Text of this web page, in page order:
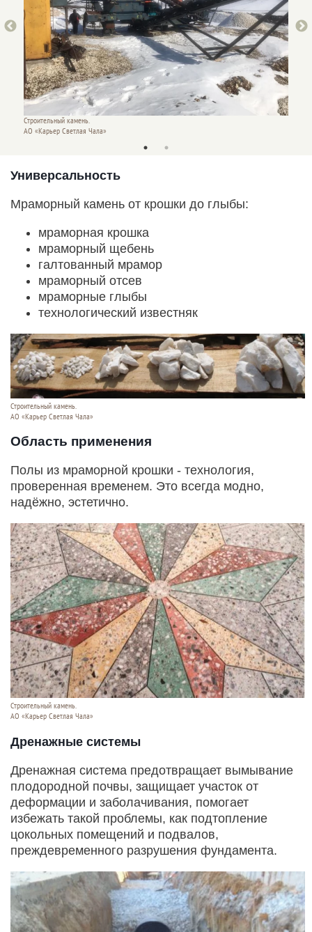
Строительный камень.
АО «Карьер Светлая Чала»
Универсальность
Мраморный камень от крошки до глыбы:
мраморная крошка
мраморный щебень
галтованный мрамор
мраморный отсев
мраморные глыбы
технологический известняк
Строительный камень.
АО «Карьер Светлая Чала»
Область применения
Полы из мраморной крошки - технология,
проверенная временем. Это всегда модно,
надёжно, эстетично.
Строительный камень.
АО «Карьер Светлая Чала»
Дренажные системы
Дренажная система предотвращает вымывание
плодородной почвы, защищает участок от
деформации и заболачивания, помогает
избежать такой проблемы, как подтопление
цокольных помещений и подвалов,
преждевременного разрушения фундамента.